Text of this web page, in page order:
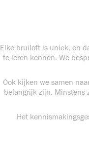
Elke bruiloft is uniek, en
te leren kennen. We
Ook kijken we samen
belangrijk zijn. Minstens
Het